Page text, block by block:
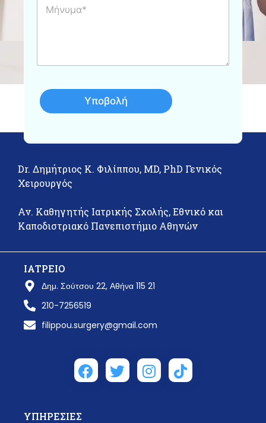
Υποβολή
Dr. Δημήτριος Κ. Φιλίππου, MD, PhD Γενικός
Χειρουργός
Αν. Καθηγητής Ιατρικής Σχολής, Εθνικό και
Καποδιστριακό Πανεπιστήμιο Αθηνών
ΙΑΤΡΕΙΟ
Δημ. Σούτσου 22, Αθήνα 115 21
210-7256519
filippou.surgery@gmail.com
ΥΠΗΡΕΣΙΕΣ